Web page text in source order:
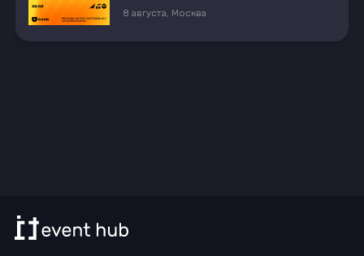
8 августа, Москва